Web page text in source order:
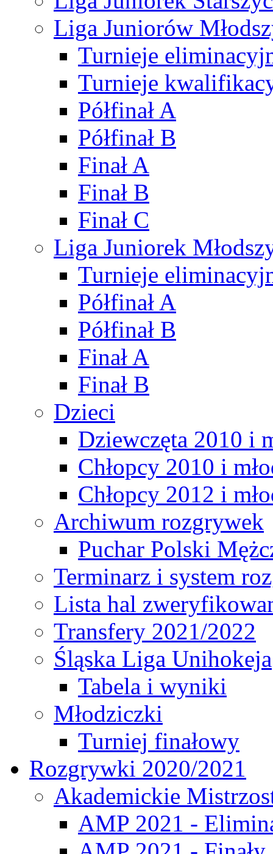
Liga Juniorów
Turnieje
Turnieje
Półfinał A
Półfinał B
Finał A
Finał B
Finał C
Liga Juniorek
Turnieje
Półfinał A
Półfinał B
Finał A
Finał B
Dzieci
Dziewczęta 2010 i
Chłopcy 2010 i
Chłopcy 2012 i
Archiwum rozgrywek
Puchar Polski
Terminarz i system
Lista hal
Transfery 2021/2022
Śląska Liga Unihokeja
Tabela i wyniki
Młodziczki
Turniej finałowy
Rozgrywki 2020/2021
Akademickie
AMP 2021 -